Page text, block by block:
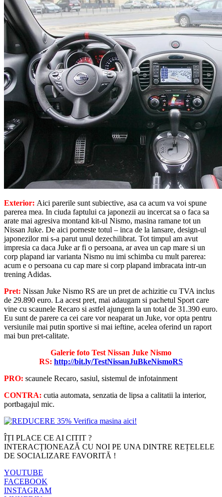
Exterior: Aici parerile sunt subiective, asa ca acum va voi spune
parerea mea. In ciuda faptului ca japonezii au incercat sa o faca sa
arate mai agresiva montand kit-ul Nismo, masina ramane tot un
Nissan Juke. De aici porneste totul – inca de la lansare, design-ul
japonezilor mi s-a parut unul dezechilibrat. Tot timpul am avut
impresia ca daca Juke ar fi o persoana, ar avea un cap mare si un
corp plapand iar varianta Nismo nu imi schimba cu mult parerea:
acum e o persoana cu cap mare si corp plapand imbracata intr-un
trening Adidas.
Pret: Nissan Juke Nismo RS are un pret de achizitie cu TVA inclus
de 29.890 euro. La acest pret, mai adaugam si pachetul Sport care
vine cu scaunele Recaro si astfel ajungem la un total de 31.390 euro.
Eu sunt de parere ca cei care vor neaparat un Juke, vor opta pentru
versiunile mai putin sportive si mai ieftine, acelea oferind un raport
mai bun pret-calitate.
Galerie foto Test Nissan Juke Nismo
RS: http://bit.ly/TestNissanJuBkeNismoRS
PRO: scaunele Recaro, sasiul, sistemul de infotainment
CONTRA: cutia automata, senzatia de lipsa a calitatii la interior,
portbagajul mic.
ÎȚI PLACE CE AI CITIT ?
INTERACȚIONEAZĂ CU NOI PE UNA DINTRE REȚELELE
DE SOCIALIZARE FAVORITĂ !
YOUTUBE
FACEBOOK
INSTAGRAM